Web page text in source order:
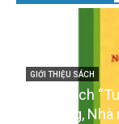
GIỚI THIỆU SÁCH
Ra mắt ba